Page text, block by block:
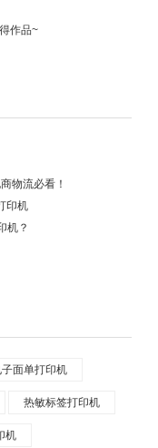
作品~
物流必看！
印机
机？
子面单打印机
热敏标签打印机
机